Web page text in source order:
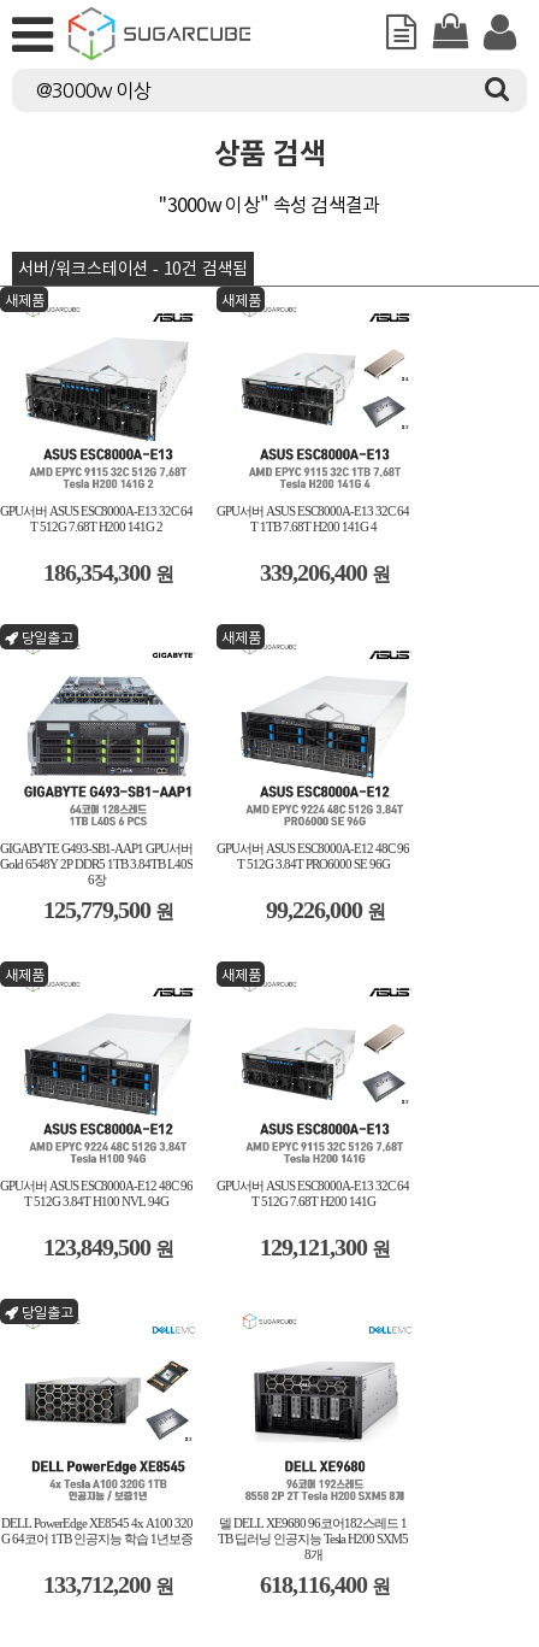
상품 검색
"3000w 이상" 속성 검색결과
서버/워크스테이션 - 10건 검색됨
새제품
GPU서버 ASUS ESC8000A-E13 32C 64
T 512G 7.68T H200 141G 2
186,354,300 원
새제품
GPU서버 ASUS ESC8000A-E13 32C 64
T 1TB 7.68T H200 141G 4
339,206,400 원
당일출고
GIGABYTE G493-SB1-AAP1 GPU서버
Gold 6548Y 2P DDR5 1TB 3.84TB L40S
6장
125,779,500 원
새제품
GPU서버 ASUS ESC8000A-E12 48C 96
T 512G 3.84T PRO6000 SE 96G
99,226,000 원
새제품
GPU서버 ASUS ESC8000A-E12 48C 96
T 512G 3.84T H100 NVL 94G
123,849,500 원
새제품
GPU서버 ASUS ESC8000A-E13 32C 64
T 512G 7.68T H200 141G
129,121,300 원
당일출고
DELL PowerEdge XE8545 4x A100 320
G 64코어 1TB 인공지능 학습 1년보증
133,712,200 원
델 DELL XE9680 96코어182스레드 1
TB 딥러닝 인공지능 Tesla H200 SXM5
8개
618,116,400 원